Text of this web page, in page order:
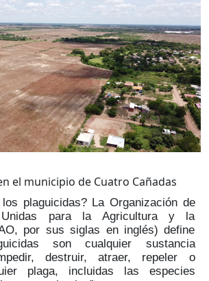
el municipio de Cuatro Cañadas
plaguicidas? La Organización de
para la Agricultura y la
por sus siglas en inglés) define
son cualquier sustancia
destruir, atraer, repeler o
plaga, incluidas las especies